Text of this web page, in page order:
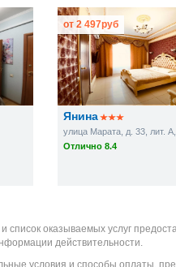
Янина
улица Марата, д. 33, лит.
Отлично 8.4
от2 497руб
список оказываемых услуг
действительности.
условия и способы оплаты,